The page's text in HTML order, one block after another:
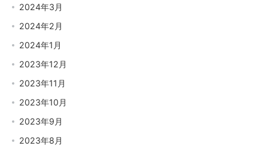
2024年3月
2024年2月
2024年1月
2023年12月
2023年11月
2023年10月
2023年9月
2023年8月